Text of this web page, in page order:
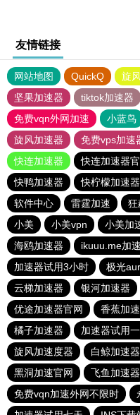
友情链接
网站地图 QuickQ 旋
坚果加速器
tiktok加速器
免费vqn外网加速
小蓝鸟
旋风加速器
免费vps加速
快连加速器
快连加速器
快鸭加速器
快柠檬加速器
软件中心
雷霆加速 狂
小美
小美vpn 小美加
海鸥加速器
ikuuu.me加
加速器试用3小时
极光
云梯加速器
银河加速器
优途加速器官网
香蕉加
橘子加速器
加速器试用
旋风加速度器
白鲸加速器
黑洞加速官网
飞鱼加速器
免费vqn加速外网不限时